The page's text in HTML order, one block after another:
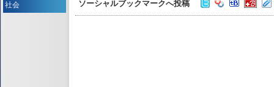
ソーシャルブックマークへ投稿
社会